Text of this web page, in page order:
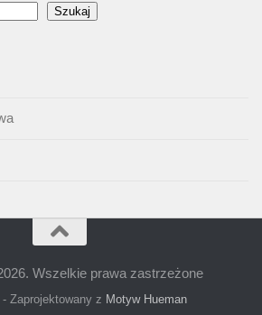
Szukaj
Wszelkie prawa zastrzeżone
- Zaprojektowany z Motyw Hueman